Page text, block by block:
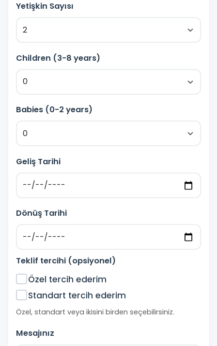
Yetişkin Sayısı
Children (3-8 years)
Babies (0-2 years)
Geliş Tarihi
Dönüş Tarihi
Teklif tercihi (opsiyonel)
Özel tercih ederim
Standart tercih ederim
Özel, standart veya ikisini birden seçebilirsiniz.
Mesajınız